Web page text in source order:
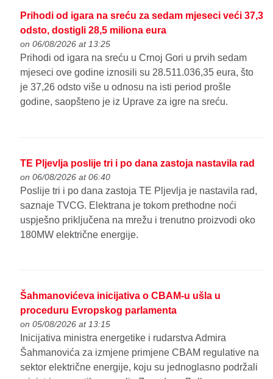
Prihodi od igara na sreću za sedam mjeseci veći 37,3
odsto, dostigli 28,5 miliona eura
on 06/08/2026 at 13:25
Prihodi od igara na sreću u Crnoj Gori u prvih sedam
mjeseci ove godine iznosili su 28.511.036,35 eura, što
je 37,26 odsto više u odnosu na isti period prošle
godine, saopšteno je iz Uprave za igre na sreću.
TE Pljevlja poslije tri i po dana zastoja nastavila rad
on 06/08/2026 at 06:40
Poslije tri i po dana zastoja TE Pljevlja je nastavila rad,
saznaje TVCG. Elektrana je tokom prethodne noći
uspješno priključena na mrežu i trenutno proizvodi oko
180MW električne energije.
Šahmanovićeva inicijativa o CBAM-u ušla u
proceduru Evropskog parlamenta
on 05/08/2026 at 13:15
Inicijativa ministra energetike i rudarstva Admira
Šahmanovića za izmjene primjene CBAM regulative na
sektor električne energije, koju su jednoglasno podržali